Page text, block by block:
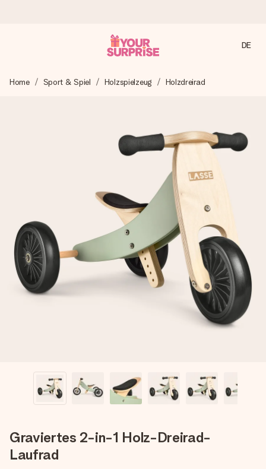
Wir bereiten dein Geschenk sorgfältig vor und schicken es
4,8 (basierend auf +15.000 Bewertungen)
Unsere Geschenke begeistern. Kunden bewerten uns mit
4,8 bei Google Reviews (Gesamtergebnis aller Länder, in
Mit Liebe gemacht, im Handumdrehen
Erstelle etwas Einzigartiges in wenigen Schritten – mit
ihrem Namen, deinem Foto oder einer Nachricht von
Herzen. Kein Stress, nur pure Liebe für den perfekten
DE
Home Sport & Spiel Holzspielzeug Holzdreirad
Graviertes 2-in-1 Holz-Dreirad-
Laufrad